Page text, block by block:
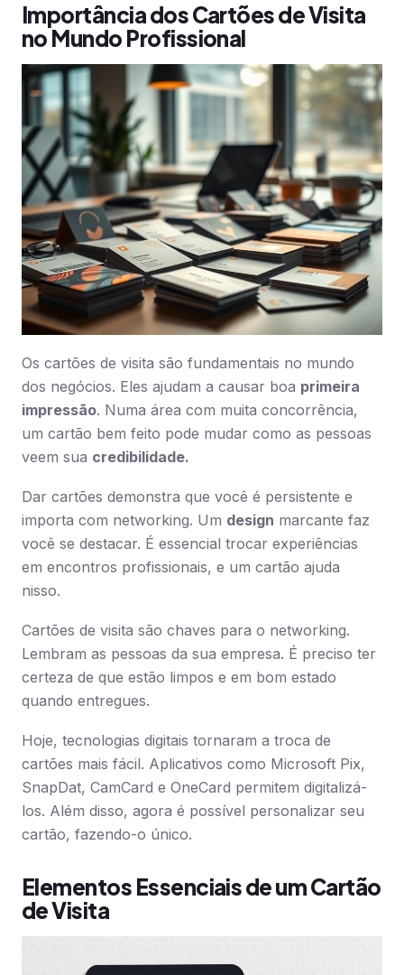
Importância dos Cartões de Visita
no Mundo Profissional
Os cartões de visita são fundamentais no mundo
dos negócios. Eles ajudam a causar boa primeira
impressão. Numa área com muita concorrência,
um cartão bem feito pode mudar como as pessoas
veem sua credibilidade.
Dar cartões demonstra que você é persistente e
importa com networking. Um design marcante faz
você se destacar. É essencial trocar experiências
em encontros profissionais, e um cartão ajuda
nisso.
Cartões de visita são chaves para o networking.
Lembram as pessoas da sua empresa. É preciso ter
certeza de que estão limpos e em bom estado
quando entregues.
Hoje, tecnologias digitais tornaram a troca de
cartões mais fácil. Aplicativos como Microsoft Pix,
SnapDat, CamCard e OneCard permitem digitalizá-
los. Além disso, agora é possível personalizar seu
cartão, fazendo-o único.
Elementos Essenciais de um Cartão
de Visita